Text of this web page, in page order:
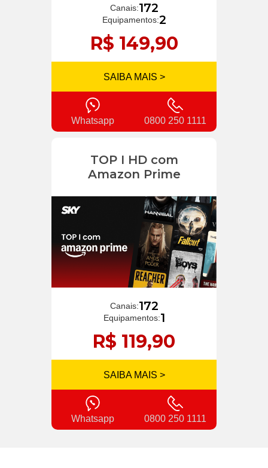
Canais:172
Equipamentos:2
R$ 149,90
SAIBA MAIS >
Whatsapp 0800 250 1111
TOP I HD com
Amazon Prime
Canais:172
Equipamentos:1
R$ 119,90
SAIBA MAIS >
Whatsapp 0800 250 1111